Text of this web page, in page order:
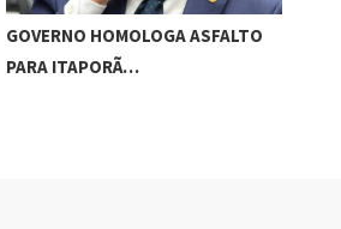
GOVERNO HOMOLOGA ASFALTO
PARA ITAPORÃ…